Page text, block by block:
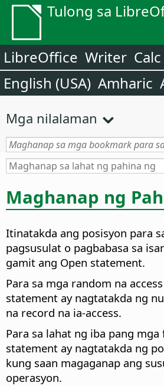
Tulong sa
LibreOffice Writer Calc
English (USA) Amharic
Mga nilalaman
Maghanap ng
Itinatakda ang posisyon para
pagsusulat o pagbabasa sa
gamit ang Open statement.
Para sa mga random na
statement ay nagtatakda ng
na record na ia-access.
Para sa lahat ng iba pang mga
statement ay nagtatakda ng
kung saan magaganap ang
operasyon.